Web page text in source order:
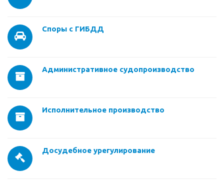
Споры с ГИБДД
Административное судопроизводство
Исполнительное производство
Досудебное урегулирование